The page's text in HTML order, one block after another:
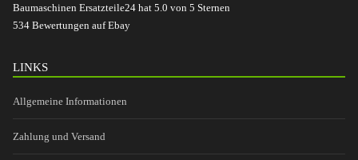
Baumaschinen Ersatzteile24 hat 5.0 von 5 Sternen
534 Bewertungen auf Ebay
LINKS
Allgemeine Informationen
Zahlung und Versand